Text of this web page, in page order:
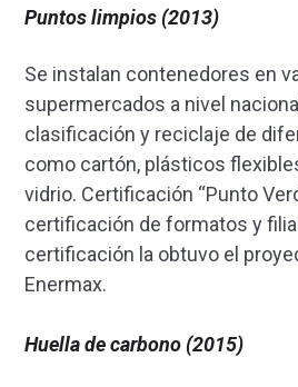
Puntos limpios (2013)
Se instalan contenedores en
supermercados a nivel
clasificación y reciclaje de
como cartón, plásticos
vidrio. Certificación “Punto
certificación de formatos y
certificación la obtuvo el
Enermax.
Huella de carbono (2015)